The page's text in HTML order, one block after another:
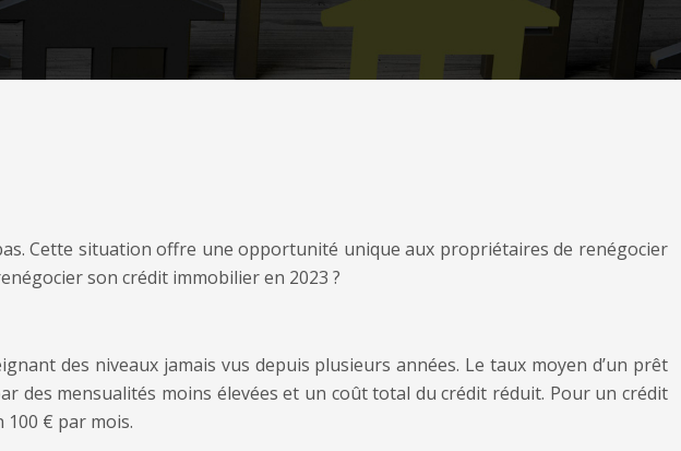
Cette situation offre une opportunité unique aux propriétaires de renégocier
son crédit immobilier en 2023 ?
des niveaux jamais vus depuis plusieurs années. Le taux moyen d’un prêt
des mensualités moins élevées et un coût total du crédit réduit. Pour un crédit
100 € par mois.